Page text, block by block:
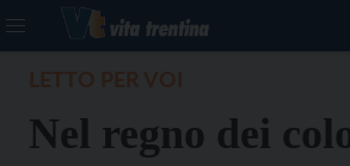
Nel regno dei